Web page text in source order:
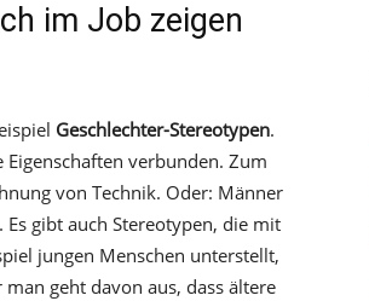
im Job zeigen
Geschlechter-Stereotypen.
verbunden. Zum
von Technik. Oder: Männer
gibt auch Stereotypen, die mit
jungen Menschen unterstellt,
geht davon aus, dass ältere